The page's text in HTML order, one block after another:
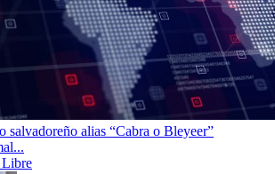
salvadoreño alias “Cabra o Bleyeer”
Libre